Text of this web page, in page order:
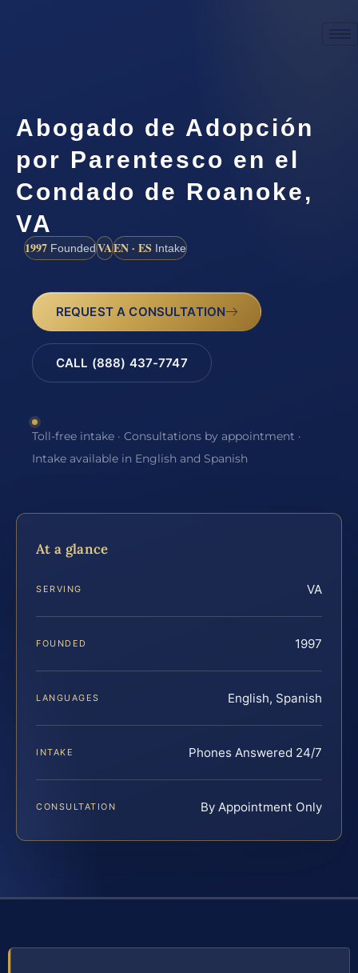
Abogado de Adopción
por Parentesco en el
Condado de Roanoke,
VA
1997 FoundedVAEN · ES Intake
REQUEST A CONSULTATION
CALL (888) 437-7747
Toll-free intake · Consultations by appointment ·
Intake available in English and Spanish
At a glance
SERVING VA
FOUNDED 1997
LANGUAGES English, Spanish
INTAKE Phones Answered 24/7
CONSULTATION By Appointment Only